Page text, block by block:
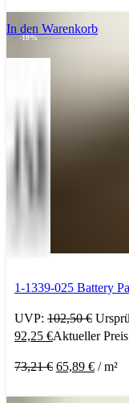
-10%
In den Warenkorb
1-1339-025 Battery
UVP: 102,50€
92,25 €Aktueller
73,21€ 65,89 € /m²